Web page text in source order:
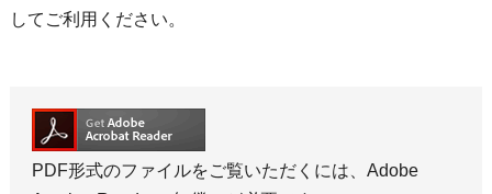
してご利用ください。
PDF形式のファイルをご覧いただくには、Adobe